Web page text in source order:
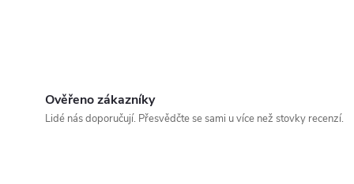
Ověřeno zákazníky
Lidé nás doporučují. Přesvědčte se sami u více než stovky recenzí.